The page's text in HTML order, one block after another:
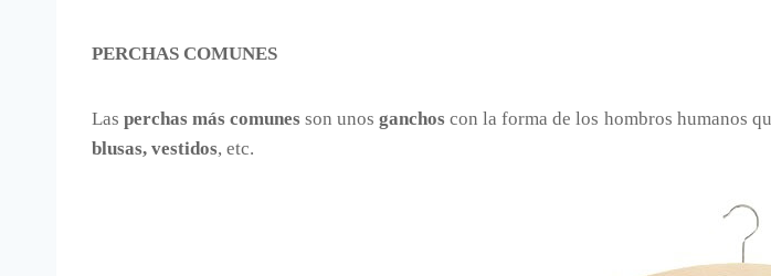
PERCHAS COMUNES
Lasperchas más comunes son unosganchos con la forma de los hombros humanos
blusas, vestidos, etc.